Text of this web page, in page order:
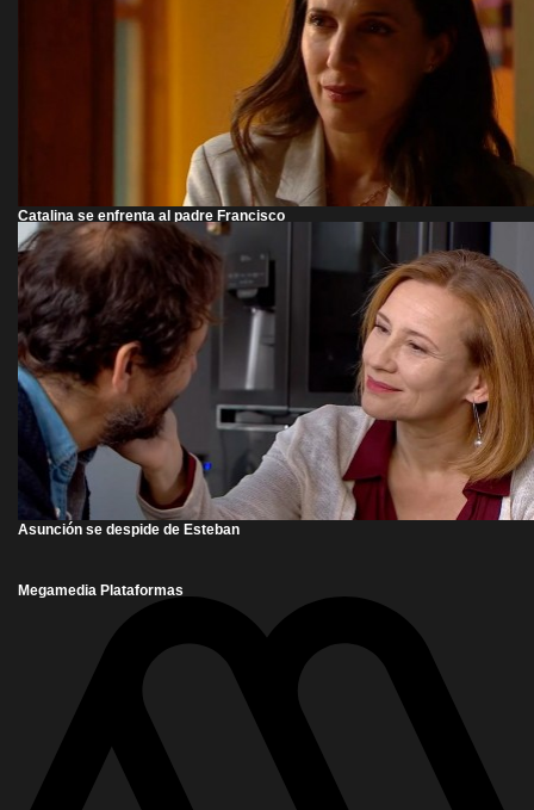
Catalina se enfrenta al padre Francisco
Asunción se despide de Esteban
Megamedia Plataformas